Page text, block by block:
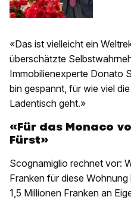
«Das ist vielleicht ein
überschätzte
Immobilienexperte Donato
bin gespannt, für wie viel
Ladentisch geht.»
«Für das Monaco
Fürst»
Scognamiglio rechnet vor:
Franken für diese
1,5 Millionen Franken an